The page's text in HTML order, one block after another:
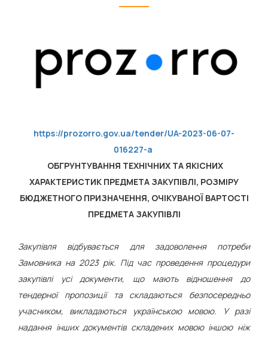
https://prozorro.gov.ua/tender/UA-2023-06-07-
016227-a
ОБГРУНТУВАННЯ ТЕХНІЧНИХ ТА ЯКІСНИХ
ХАРАКТЕРИСТИК ПРЕДМЕТА ЗАКУПІВЛІ, РОЗМІРУ
БЮДЖЕТНОГО ПРИЗНАЧЕННЯ, ОЧІКУВАНОЇ ВАРТОСТІ
ПРЕДМЕТА ЗАКУПІВЛІ
Закупівля відбувається для задоволення потреби
Замовника на 2023 рік. Під час проведення процедури
закупівлі усі документи, що мають відношення до
тендерної пропозиції та складаються безпосередньо
учасником, викладаються українською мовою. У разі
надання інших документів складених мовою іншою ніж